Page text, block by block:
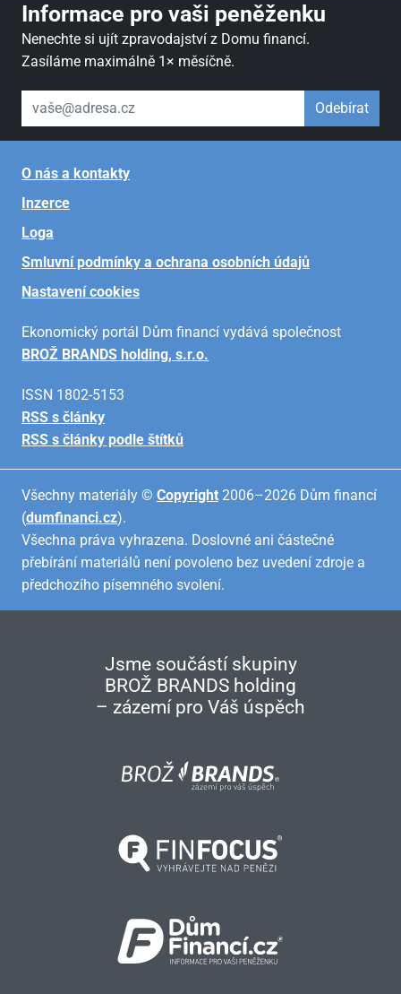
Informace pro vaši peněženku
Nenechte si ujít zpravodajství z Domu financí.
Zasíláme maximálně 1× měsíčně.
váš email Odebírat
O nás a kontakty
Inzerce
Loga
Smluvní podmínky a ochrana osobních údajů
Nastavení cookies
Ekonomický portál Dům financí vydává společnost
BROŽ BRANDS holding, s.r.o.
ISSN 1802-5153
RSS s články
RSS s články podle štítků
Všechny materiály © Copyright 2006–2026 Dům financí
(dumfinanci.cz).
Všechna práva vyhrazena. Doslovné ani částečné
přebírání materiálů není povoleno bez uvedení zdroje a
předchozího písemného svolení.
Jsme součástí skupiny
BROŽ BRANDS holding
– zázemí pro Váš úspěch